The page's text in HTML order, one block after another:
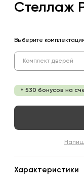
Стеллаж
Выберите
Комплект дверей
+ 530 бонусов на
Характеристики